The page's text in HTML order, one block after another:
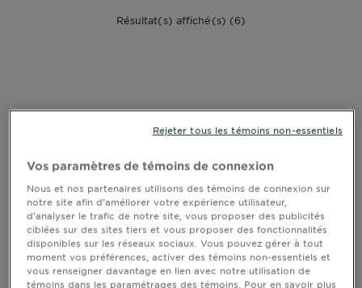
Résultat(s) affiché(s) (6)
Vos paramètres de témoins de connexion
Nous et nos partenaires utilisons des témoins de connexion sur
notre site afin d’améliorer votre expérience utilisateur,
d’analyser le trafic de notre site, vous proposer des publicités
ciblées sur des sites tiers et vous proposer des fonctionnalités
disponibles sur les réseaux sociaux. Vous pouvez gérer à tout
moment vos préférences, activer des témoins non-essentiels et
vous renseigner davantage en lien avec notre utilisation de
témoins dans les paramétrages des témoins. Pour en savoir plus
Rejeter tous les témoins non-essentiels